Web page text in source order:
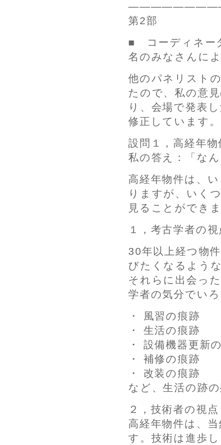
第2部
■ コーディネー
名のみなさんに
他のパネリスト
たので、私の意
り、会場で発表
修正しています。
設問１，高経年
私の答え：「な
高経年物件は、
りますが、いく
見ることができ
１，考古学者の
30年以上経つ物
びたくなるよう
それらに出会っ
学者の気分でい
・ 風習の痕跡
・ 生活の痕跡
・ 設備機器更新
・ 補修の痕跡
・ 改装の痕跡
など、生活の跡
２，技術者の視
高経年物件は、
す。技術は進歩